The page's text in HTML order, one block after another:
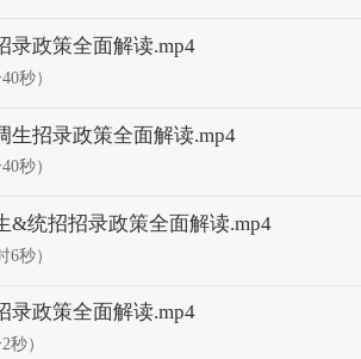
录政策全面解读.mp4
秒）
生招录政策全面解读.mp4
秒）
&统招招录政策全面解读.mp4
6秒）
录政策全面解读.mp4
秒）